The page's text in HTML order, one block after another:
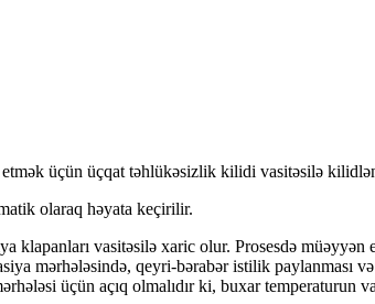
üçün üçqat təhlükəsizlik kilidi vasitəsilə
olaraq həyata keçirilir.
klapanları vasitəsilə xaric olur. Prosesdə
mərhələsində, qeyri-bərabər istilik paylanması
üçün açıq olmalıdır ki, buxar